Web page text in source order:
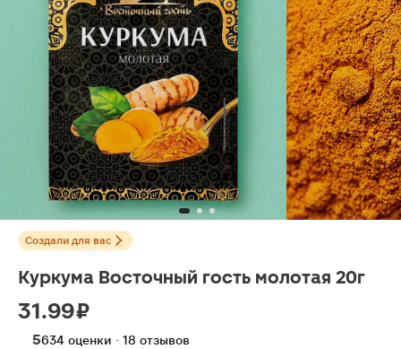
Создали для вас
Куркума Восточный гость молотая 20г
31.99 ₽
5634 оценки · 18 отзывов